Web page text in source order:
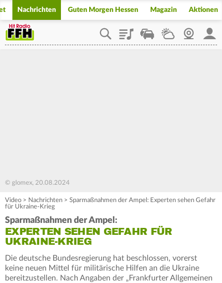
Nachrichten Guten Morgen Hessen Magazin Aktionen
PlaylistStaupilotWetterWebcam
© glomex, 20.08.2024
Video > Nachrichten > Sparmaßnahmen der Ampel: Experten sehen Gefahr
für Ukraine-Krieg
Sparmaßnahmen der Ampel:
EXPERTEN SEHEN GEFAHR FÜR
UKRAINE-KRIEG
Die deutsche Bundesregierung hat beschlossen, vorerst
keine neuen Mittel für militärische Hilfen an die Ukraine
bereitzustellen. Nach Angaben der „Frankfurter Allgemeinen